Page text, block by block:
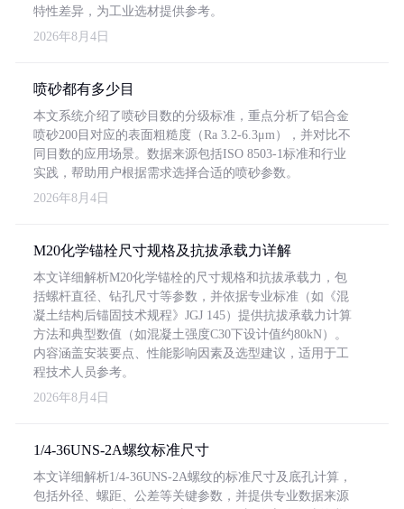
特性差异，为工业选材提供参考。
2026年8月4日
喷砂都有多少目
本文系统介绍了喷砂目数的分级标准，重点分析了铝合金
喷砂200目对应的表面粗糙度（Ra 3.2-6.3μm），并对比不
同目数的应用场景。数据来源包括ISO 8503-1标准和行业
实践，帮助用户根据需求选择合适的喷砂参数。
2026年8月4日
M20化学锚栓尺寸规格及抗拔承载力详解
本文详细解析M20化学锚栓的尺寸规格和抗拔承载力，包
括螺杆直径、钻孔尺寸等参数，并依据专业标准（如《混
凝土结构后锚固技术规程》JGJ 145）提供抗拔承载力计算
方法和典型数值（如混凝土强度C30下设计值约80kN）。
内容涵盖安装要点、性能影响因素及选型建议，适用于工
程技术人员参考。
2026年8月4日
1/4-36UNS-2A螺纹标准尺寸
本文详细解析1/4-36UNS-2A螺纹的标准尺寸及底孔计算，
包括外径、螺距、公差等关键参数，并提供专业数据来源